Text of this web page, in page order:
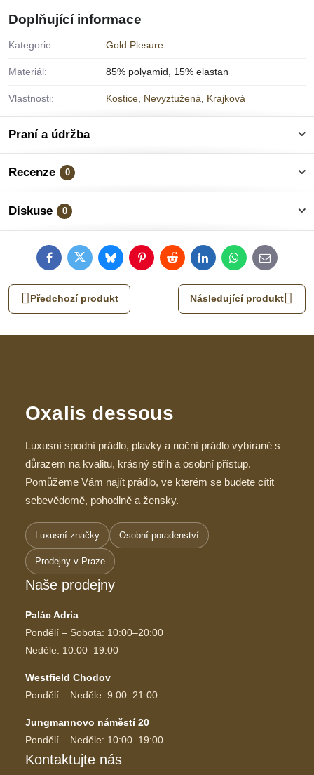
Doplňující informace
Kategorie: Gold Plesure
Materiál: 85% polyamid, 15% elastan
Vlastnosti: Kostice Nevyztužená Krajková
Praní a údržba
Recenze 0
Diskuse 0
FacebookTwitterBlueskyPinterestRedditLinkedInWhatsApp
E-
mail
Předchozí produkt Následující produkt
Oxalis dessous
Luxusní spodní prádlo, plavky a noční prádlo vybírané s
důrazem na kvalitu, krásný střih a osobní přístup.
Pomůžeme Vám najít prádlo, ve kterém se budete cítit
sebevědomě, pohodlně a žensky.
Luxusní značky Osobní poradenství
Prodejny v Praze
Naše prodejny
Palác Adria
Pondělí – Sobota: 10:00–20:00
Neděle: 10:00–19:00
Westfield Chodov
Pondělí – Neděle: 9:00–21:00
Jungmannovo náměstí 20
Pondělí – Neděle: 10:00–19:00
Kontaktujte nás